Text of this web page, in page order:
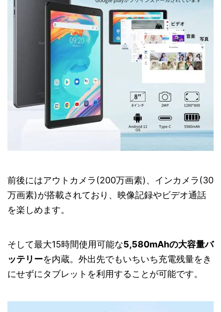
前後にはアウトカメラ(200万画素)、インカメラ(30
万画素)が搭載されており、映像記録やビデオ通話
を楽しめます。
そして最大15時間使用可能な5,580mAhの大容量バ
ッテリーを内蔵。外出先でもいちいち充電残量をき
にせずにタブレットを利用することが可能です。